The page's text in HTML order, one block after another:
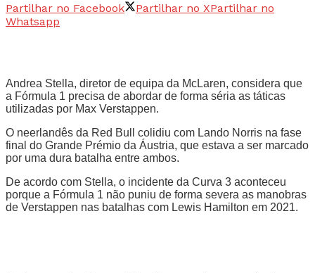
Partilhar no Facebook Partilhar no XPartilhar no
Whatsapp
Andrea Stella, diretor de equipa da McLaren, considera que
a Fórmula 1 precisa de abordar de forma séria as táticas
utilizadas por Max Verstappen.
O neerlandês da Red Bull colidiu com Lando Norris na fase
final do Grande Prémio da Áustria, que estava a ser marcado
por uma dura batalha entre ambos.
De acordo com Stella, o incidente da Curva 3 aconteceu
porque a Fórmula 1 não puniu de forma severa as manobras
de Verstappen nas batalhas com Lewis Hamilton em 2021.